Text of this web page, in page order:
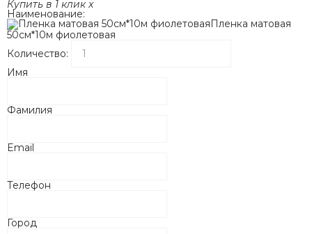
Купить в 1 клик x
Наименование:
Пленка матовая
50см*10м фиолетовая
Количество:
Имя
Фамилия
Email
Телефон
Город